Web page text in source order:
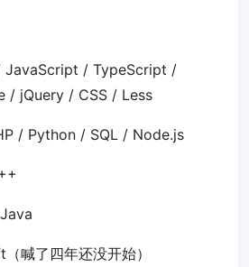
JavaScript / TypeScript /
/ jQuery / CSS / Less
/ Python / SQL / Node.js
喊了四年还没开始）